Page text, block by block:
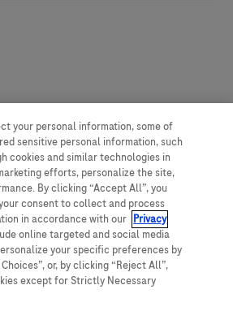
your personal information, some of
sensitive personal information, such
cookies and similar technologies in
efforts, personalize the site,
By clicking “Accept All”, you
consent to collect and process
in accordance with our Privacy
online targeted and social media
your specific preferences by
or, by clicking “Reject All”,
except for Strictly Necessary